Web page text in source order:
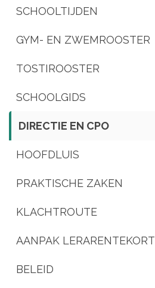
SCHOOLTIJDEN
GYM- EN ZWEMROOSTER
TOSTIROOSTER
SCHOOLGIDS
DIRECTIE EN CPO
HOOFDLUIS
PRAKTISCHE ZAKEN
KLACHTROUTE
AANPAK LERARENTEKORT
BELEID